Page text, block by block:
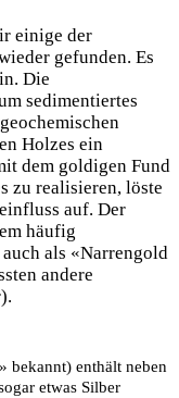
einige der
gefunden. Es
Die
sedimentiertes
Holzes ein
dem goldigen Fund
zu realisieren, löste
auf. Der
häufig
als «Narrengold
andere
bekannt) enthält neben
etwas Silber